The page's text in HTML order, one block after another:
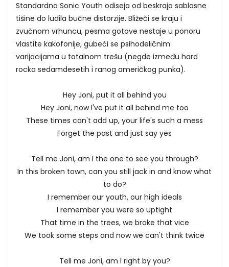
Standardna Sonic Youth odiseja od beskraja sablasne
tišine do ludila bučne distorzije. Bližeči se kraju i
zvučnom vrhuncu, pesma gotove nestaje u ponoru
vlastite kakofonije, gubeći se psihodeličnim
varijacijama u totalnom trešu (negde između hard
rocka sedamdesetih i ranog američkog punka).
Hey Joni, put it all behind you
Hey Joni, now I've put it all behind me too
These times can't add up, your life's such a mess
Forget the past and just say yes
Tell me Joni, am I the one to see you through?
In this broken town, can you still jack in and know what
to do?
I remember our youth, our high ideals
I remember you were so uptight
That time in the trees, we broke that vice
We took some steps and now we can't think twice
Tell me Joni, am I right by you?